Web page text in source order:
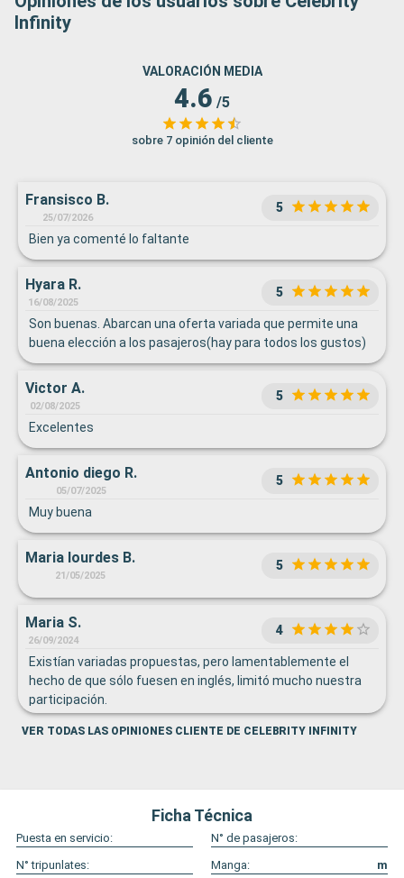
Infinity
VALORACIÓN MEDIA
4.6 /5
sobre 7 opinión del cliente
Fransisco B.
25/07/2026
5
Bien ya comenté lo faltante
Hyara R.
16/08/2025
5
Son buenas. Abarcan una oferta variada que permite una
buena elección a los pasajeros(hay para todos los gustos)
Victor A.
02/08/2025
5
Excelentes
Antonio diego R.
05/07/2025
5
Muy buena
Maria lourdes B.
21/05/2025
5
Maria S.
26/09/2024
4
Existían variadas propuestas, pero lamentablemente el
hecho de que sólo fuesen en inglés, limitó mucho nuestra
participación.
VER TODAS LAS OPINIONES CLIENTE DE CELEBRITY INFINITY
Ficha Técnica
Puesta en servicio:
N° de pasajeros:
N° tripunlates:
Manga:
m